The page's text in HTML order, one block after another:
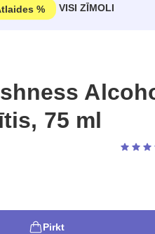
% VISI ZĪMOLI
75 ml
Pirkt